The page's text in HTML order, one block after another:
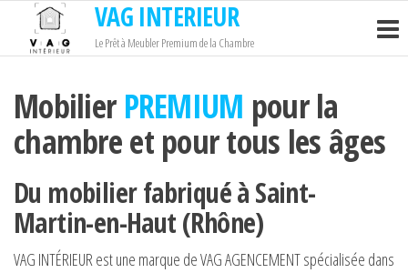
Passer
contenu
VAG INTERIEUR
Le Prêt à Meubler Premium de la Chambre
Mobilier PREMIUM pour la
chambre et pour tous les âges
Du mobilier fabriqué à Saint-
Martin-en-Haut (Rhône)
VAG INTÉRIEUR est une marque de VAG AGENCEMENT spécialisée dans